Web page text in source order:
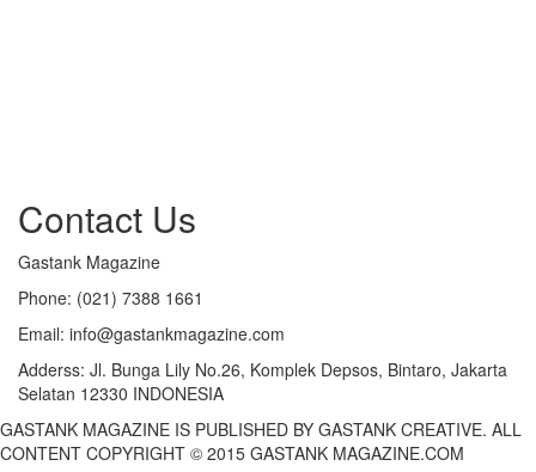
Contact Us
Gastank Magazine
Phone: (021) 7388 1661
Email: info@gastankmagazine.com
Adderss: Jl. Bunga Lily No.26, Komplek Depsos, Bintaro, Jakarta
Selatan 12330 INDONESIA
GASTANK MAGAZINE IS PUBLISHED BY GASTANK CREATIVE. ALL
CONTENT COPYRIGHT © 2015 GASTANK MAGAZINE.COM